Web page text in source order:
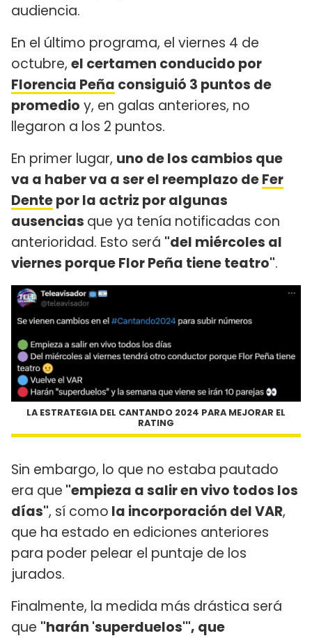
audiencia.
En el último programa, el viernes 4 de
octubre, el certamen conducido por
Florencia Peña consiguió 3 puntos de
promedio y, en galas anteriores, no
llegaron a los 2 puntos.
En primer lugar, uno de los cambios que
va a haber va a ser el reemplazo deFer
Dentepor la actriz por algunas
ausencias que ya tenía notificadas con
anterioridad. Esto será "del miércoles al
viernes porque Flor Peña tiene teatro".
LA ESTRATEGIA DEL CANTANDO 2024 PARA MEJORAR EL
RATING
Sin embargo, lo que no estaba pautado
era que "empieza a salir en vivo todos los
días", sí como la incorporación del VAR,
que ha estado en ediciones anteriores
para poder pelear el puntaje de los
jurados.
Finalmente, la medida más drástica será
que "harán 'superduelos'", que